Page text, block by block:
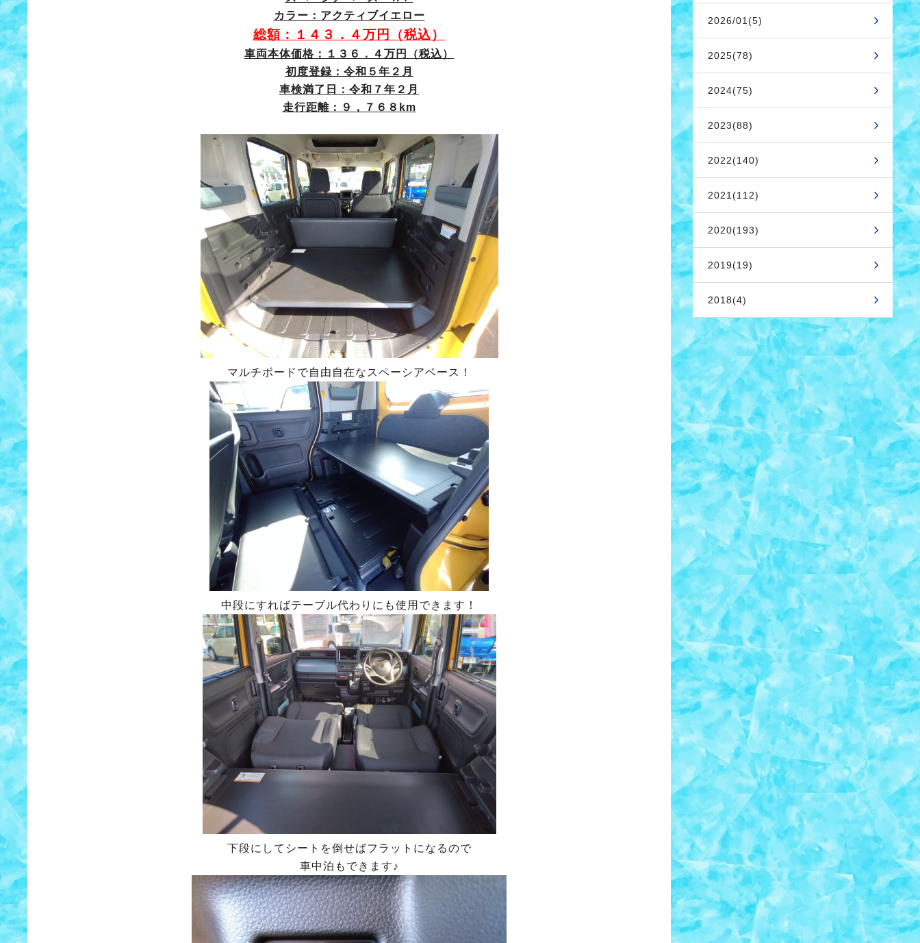
カラー：アクティブイエロー
総額：１４３．４万円（税込）
車両本体価格：１３６．４万円（税込）
初度登録：令和５年２月
車検満了日：令和７年２月
走行距離：９，７６８km
マルチボードで自由自在なスペーシアベース！
中段にすればテーブル代わりにも使用できます！
下段にしてシートを倒せばフラットになるので
車中泊もできます♪
2026/01(5)
2025(78)
2024(75)
2023(88)
2022(140)
2021(112)
2020(193)
2019(19)
2018(4)